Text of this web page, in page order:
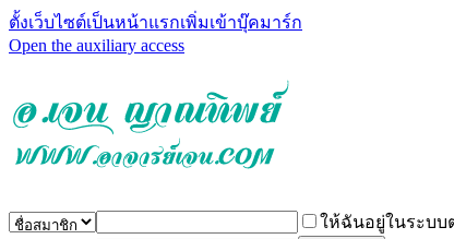
ตั้งเว็บไซต์เป็นหน้าแรกเพิ่มเข้าบุ๊คมาร์ก
Open the auxiliary access
ให้ฉันอยู่ในระบบ